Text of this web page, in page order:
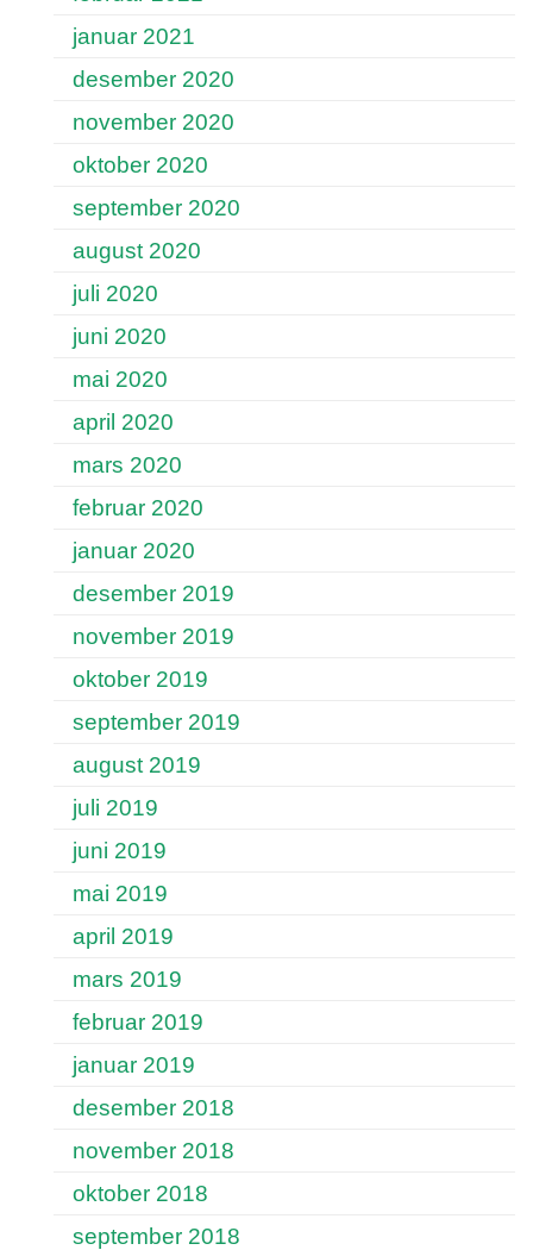
januar 2021
desember 2020
november 2020
oktober 2020
september 2020
august 2020
juli 2020
juni 2020
mai 2020
april 2020
mars 2020
februar 2020
januar 2020
desember 2019
november 2019
oktober 2019
september 2019
august 2019
juli 2019
juni 2019
mai 2019
april 2019
mars 2019
februar 2019
januar 2019
desember 2018
november 2018
oktober 2018
september 2018